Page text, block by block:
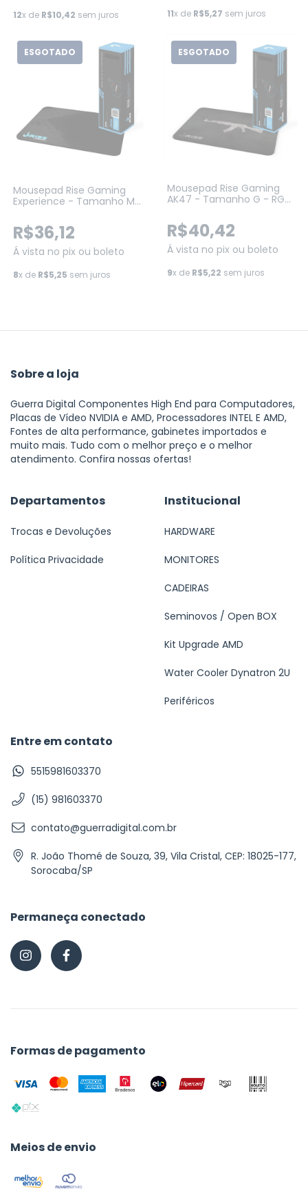
12x de R$10,42 sem juros 11x de R$5,27 sem juros
ESGOTADO
Mousepad Rise Gaming
Experience - Tamanho M
R$36,12
Á vista no pix ou boleto
8x de R$5,25 sem juros
ESGOTADO
Mousepad Rise Gaming
AK47 - Tamanho G - RG-
R$40,42
Á vista no pix ou boleto
9x de R$5,22 sem juros
Sobre a loja
Guerra Digital Componentes High End para Computadores,
Placas de Vídeo NVIDIA e AMD, Processadores INTEL E AMD,
Fontes de alta performance, gabinetes importados e
muito mais. Tudo com o melhor preço e o melhor
atendimento. Confira nossas ofertas!
Departamentos
Trocas e Devoluções
Política Privacidade
Institucional
HARDWARE
MONITORES
CADEIRAS
Seminovos / Open BOX
Kit Upgrade AMD
Water Cooler Dynatron 2U
Periféricos
Entre em contato
5515981603370
(15) 981603370
contato@guerradigital.com.br
R. João Thomé de Souza, 39, Vila Cristal, CEP: 18025-177,
Sorocaba/SP
Permaneça conectado
Formas de pagamento
Meios de envio